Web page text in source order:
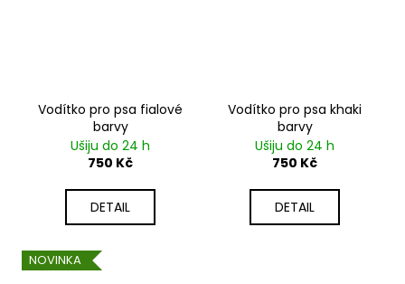
Vodítko pro psa fialové
barvy
Ušiju do 24 h
750 Kč
DETAIL
Vodítko pro psa khaki
barvy
Ušiju do 24 h
750 Kč
DETAIL
NOVINKA